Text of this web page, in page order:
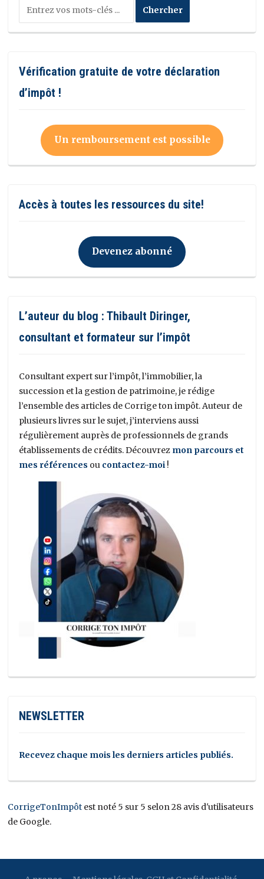
Vérification gratuite de votre déclaration
d’impôt !
Un remboursement est possible
Accès à toutes les ressources du site!
Devenez abonné
L’auteur du blog : Thibault Diringer,
consultant et formateur sur l’impôt
Consultant expert sur l’impôt, l’immobilier, la
succession et la gestion de patrimoine, je rédige
l’ensemble des articles de Corrige ton impôt. Auteur de
plusieurs livres sur le sujet, j’interviens aussi
régulièrement auprès de professionnels de grands
établissements de crédits. Découvrez mon parcours et
mes références ou contactez-moi !
NEWSLETTER
Recevez chaque mois les derniers articles publiés.
CorrigeTonImpôt est noté 5 sur 5 selon 28 avis d'utilisateurs
de Google.